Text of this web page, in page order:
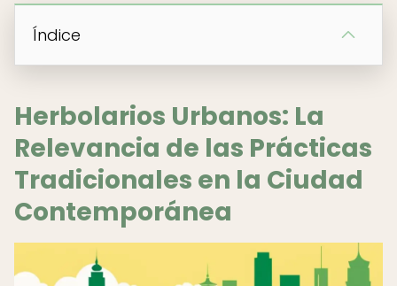
Índice
Herbolarios Urbanos: La
Relevancia de las Prácticas
Tradicionales en la Ciudad
Contemporánea